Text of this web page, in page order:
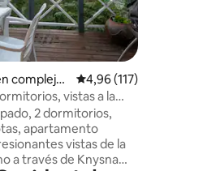
258 evaluaciones
complejo
Calificación promedio:
4,96 (117)
vistas a la
ciudad2 dormitorios,
apartamento
vistas de la
a través de Knysna